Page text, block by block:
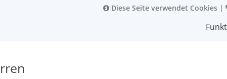
Diese Seite verwendet Cookies |